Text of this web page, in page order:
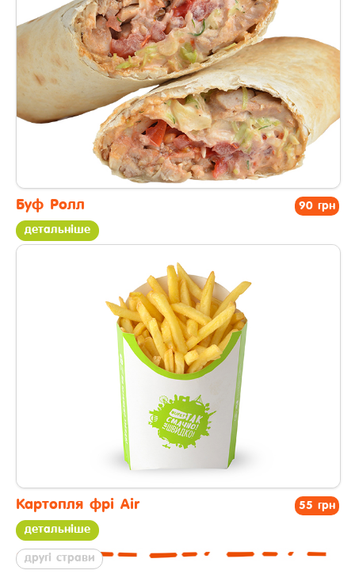
90 грн
Буф Ролл
детальніше
55 грн
Картопля фрі Air
детальніше
другі страви